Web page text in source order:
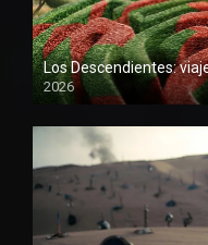
Los Descendientes:
2026
1080P